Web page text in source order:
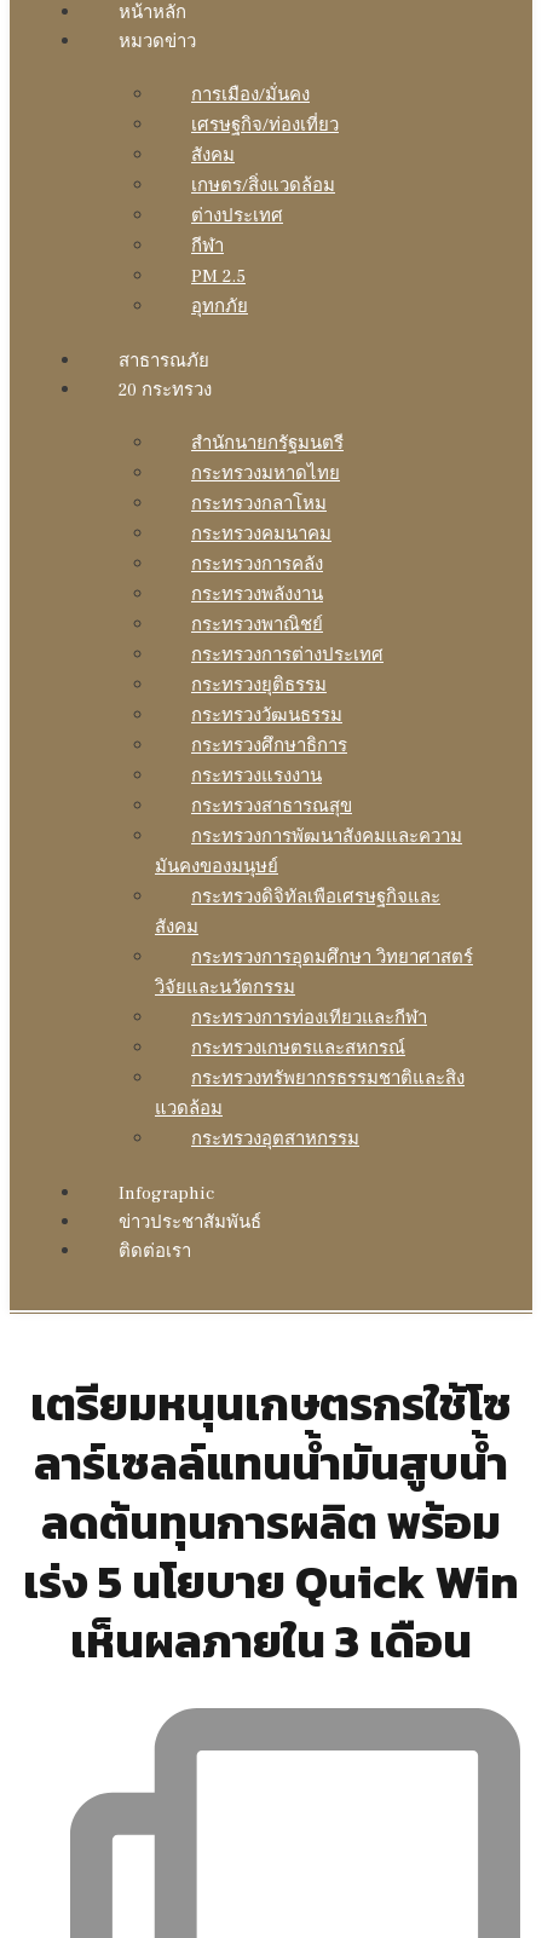
หน้าหลัก
หมวดข่าว
การเมือง/มั่นคง
เศรษฐกิจ/ท่องเที่ยว
สังคม
เกษตร/สิ่งแวดล้อม
ต่างประเทศ
กีฬา
PM 2.5
อุทกภัย
สาธารณภัย
20 กระทรวง
สํานักนายกรัฐมนตรี
กระทรวงมหาดไทย
กระทรวงกลาโหม
กระทรวงคมนาคม
กระทรวงการคลัง
กระทรวงพลังงาน
กระทรวงพาณิชย์
กระทรวงการต่างประเทศ
กระทรวงยุติธรรม
กระทรวงวัฒนธรรม
กระทรวงศึกษาธิการ
กระทรวงแรงงาน
กระทรวงสาธารณสุข
กระทรวงการพัฒนาสังคมและความ
มันคงของมนุษย์
กระทรวงดิจิทัลเพือเศรษฐกิจและ
สังคม
กระทรวงการอุดมศึกษา วิทยาศาสตร์
วิจัยและนวัตกรรม
กระทรวงการท่องเทียวและกีฬา
กระทรวงเกษตรและสหกรณ์
กระทรวงทรัพยากรธรรมชาติและสิง
แวดล้อม
กระทรวงอุตสาหกรรม
Infographic
ข่าวประชาสัมพันธ์
ติดต่อเรา
เตรียมหนุนเกษตรกรใช้โซ
ลาร์เซลล์แทนน้ำมันสูบน้ำ
ลดต้นทุนการผลิต พร้อม
เร่ง 5 นโยบาย Quick Win
เห็นผลภายใน 3 เดือน